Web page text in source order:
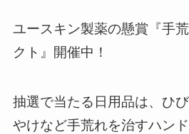
ユースキン製薬の懸賞『手
クト』開催中！
抽選で当たる日用品は、ひ
やけなど手荒れを治すハンド